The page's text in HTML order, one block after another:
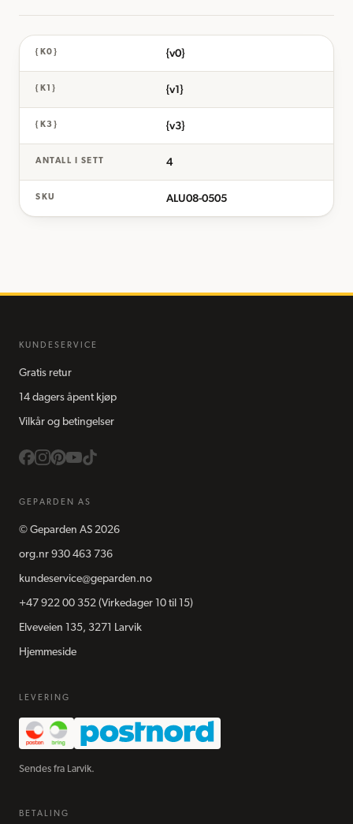
{K0} {v0}
{K1} {v1}
{K3} {v3}
ANTALL I SETT 4
SKU ALU08-0505
KUNDESERVICE
Gratis retur
14 dagers åpent kjøp
Vilkår og betingelser
GEPARDEN AS
© Geparden AS 2026
org.nr 930 463 736
kundeservice@geparden.no
+47 922 00 352 (Virkedager 10 til 15)
Elveveien 135, 3271 Larvik
Hjemmeside
LEVERING
Sendes fra Larvik.
BETALING